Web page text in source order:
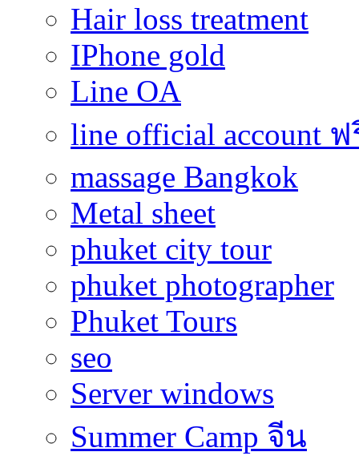
Hair loss treatment
IPhone gold
Line OA
line official account
massage Bangkok
Metal sheet
phuket city tour
phuket photographer
Phuket Tours
seo
Server windows
Summer Camp จีน